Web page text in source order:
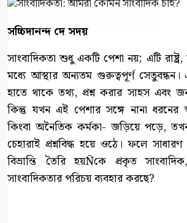
সচ্চিদানন্দ দে সদয়
সাংবাদিকতা শুধু একটি পেশা নয়; এটি
মধ্যে আস্থার অন্যতম গুরুত্বপূর্ণ
হাতে থাকে তথ্য, প্রশ্ন করার সাহস এবং
কিন্তু যখন এই পেশার সঙ্গে নানা ধরনের
কিংবা অনৈতিক কর্মকা- জড়িয়ে পড়ে,
চেহারাই প্রশ্নবিদ্ধ হয়ে ওঠে। ফলে
বিভ্রান্তি তৈরি হয়Ñকে প্রকৃত
সাংবাদিকতার পরিচয় ব্যবহার করছে?